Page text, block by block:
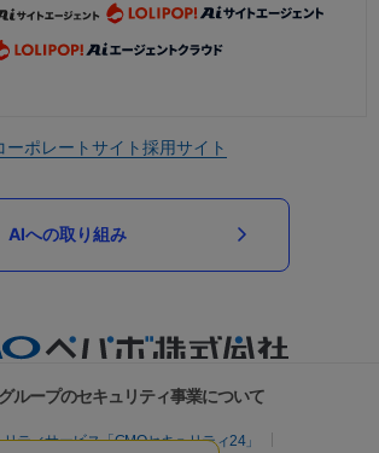
ーポレートサイト採用サイト
AIへの取り組み
ループのセキュリティ事業について
ティサービス「GMOセキュリティ24」